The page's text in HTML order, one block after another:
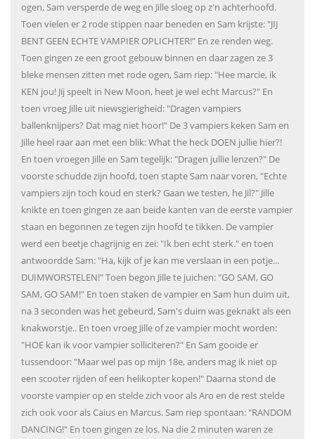
ogen, Sam versperde de weg en Jille sloeg op z'n achterhoofd.
Toen vielen er 2 rode stippen naar beneden en Sam krijste: "JIJ
BENT GEEN ECHTE VAMPIER OPLICHTER!" En ze renden weg.
Toen gingen ze een groot gebouw binnen en daar zagen ze 3
bleke mensen zitten met rode ogen, Sam riep: "Hee marcie, ik
KEN jou! Jij speelt in New Moon, heet je wel echt Marcus?" En
toen vroeg Jille uit niewsgierigheid: "Dragen vampiers
ballenknijpers? Dat mag niet hoor!" De 3 vampiers keken Sam en
Jille heel raar aan met een blik: What the heck DOEN jullie hier?!
En toen vroegen Jille en Sam tegelijk: "Dragen jullie lenzen?" De
voorste schudde zijn hoofd, toen stapte Sam naar voren, "Echte
vampiers zijn toch koud en sterk? Gaan we testen, he Jil?" Jille
knikte en toen gingen ze aan beide kanten van de eerste vampier
staan en begonnen ze tegen zijn hoofd te tikken. De vampier
werd een beetje chagrijnig en zei: "Ik ben echt sterk." en toen
antwoordde Sam: "Ha, kijk of je kan me verslaan in een potje...
DUIMWORSTELEN!" Toen begon Jille te juichen: "GO SAM, GO
SAM, GO SAM!" En toen staken de vampier en Sam hun duim uit,
na 3 seconden was het gebeurd, Sam's duim was geknakt als een
knakworstje.. En toen vroeg Jille of ze vampier mocht worden:
"HOE kan ik voor vampier solliciteren?" En Sam gooide er
tussendoor: "Maar wel pas op mijn 18e, anders mag ik niet op
een scooter rijden of een helikopter kopen!" Daarna stond de
voorste vampier op en stelde zich voor als Aro en de rest stelde
zich ook voor als Caius en Marcus. Sam riep spontaan: "RANDOM
DANCING!" En toen gingen ze los. Na die 2 minuten waren ze